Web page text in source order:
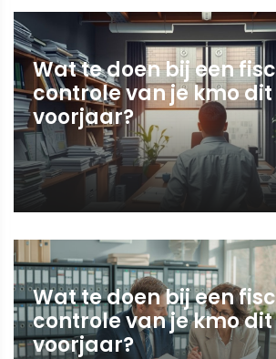
Wat te doen bij een
controle van je kmo dit
voorjaar?
Wat te doen bij een
controle van je kmo dit
voorjaar?